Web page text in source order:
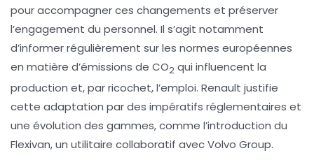
pour accompagner ces changements et préserver
l’engagement du personnel. Il s’agit notamment
d’informer régulièrement sur les normes européennes
en matière d’émissions de CO2 qui influencent la
production et, par ricochet, l’emploi. Renault justifie
cette adaptation par des impératifs réglementaires et
une évolution des gammes, comme l’introduction du
Flexivan, un utilitaire collaboratif avec Volvo Group.